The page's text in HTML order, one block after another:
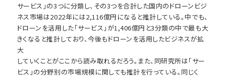
サービス」の3つに分類し、その3つを合計した国内のドローンビジ
ネス市場は2022年には2,116億円になると推計している。中でも、
ドローンを活用した「サービス」が1,406億円と3分類の中で最も大
きくなると推計しており、今後もドローンを活用したビジネスが拡
大
していくことがここから読み取れるだろう。また、同研究所は「サー
ビス」の分野別の市場規模に関しても推計を行っている。同じく